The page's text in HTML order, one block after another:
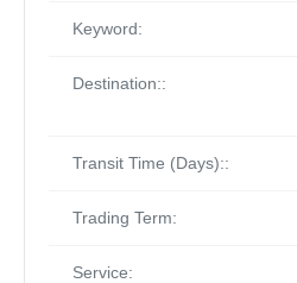
Keyword:
Destination::
Transit Time (Days)::
Trading Term:
Service: